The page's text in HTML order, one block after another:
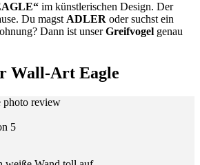
im künstlerischen Design. Der
Du magst ADLER oder suchst ein
Dann ist unserGreifvogel genau
Wall-Art Eagle
5